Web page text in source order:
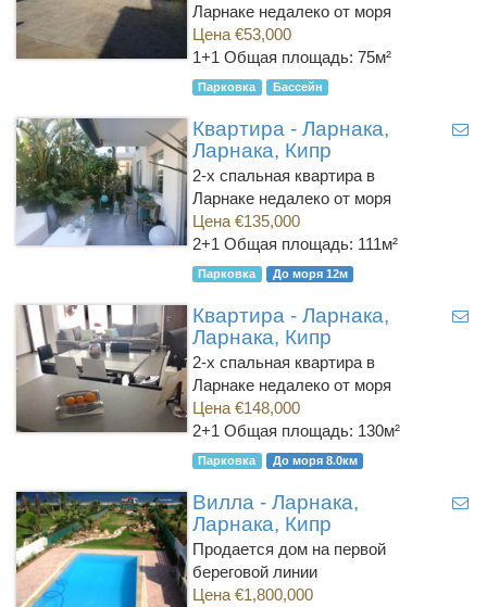
Ларнаке недалеко от моря
Цена €53,000
1+1 Общая площадь: 75м²
Парковка Бассейн
Квартира - Ларнака,
Ларнака, Кипр
2-х спальная квартира в
Ларнаке недалеко от моря
Цена €135,000
2+1 Общая площадь: 111м²
Парковка До моря 12м
Квартира - Ларнака,
Ларнака, Кипр
2-х спальная квартира в
Ларнаке недалеко от моря
Цена €148,000
2+1 Общая площадь: 130м²
Парковка До моря 8.0км
Вилла - Ларнака,
Ларнака, Кипр
Продается дом на первой
береговой линии
Цена €1,800,000